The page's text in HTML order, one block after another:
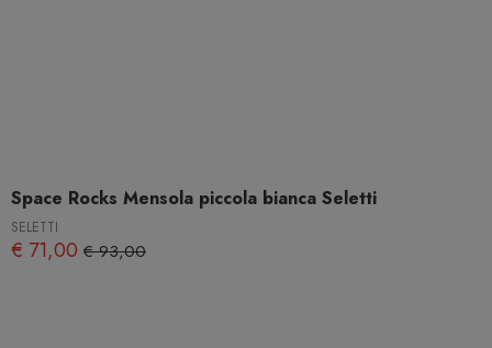
Space Rocks Mensola piccola bianca Seletti
SELETTI
€ 71,00 € 93,00